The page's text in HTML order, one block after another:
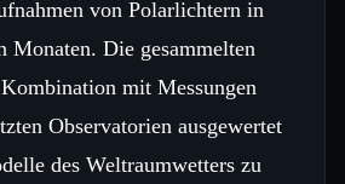
von Polarlichtern in
Monaten. Die gesammelten
mit Messungen
Observatorien ausgewertet
des Weltraumwetters zu